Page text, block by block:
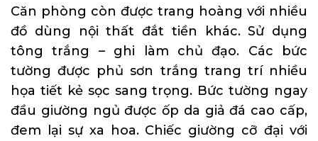
Căn phòng còn được trang hoàng với nhiều
đồ dùng nội thất đắt tiền khác. Sử dụng
tông trắng – ghi làm chủ đạo. Các bức
tường được phủ sơn trắng trang trí nhiều
họa tiết kẻ sọc sang trọng. Bức tường ngay
đầu giường ngủ được ốp da giả đá cao cấp,
đem lại sự xa hoa. Chiếc giường cỡ đại với